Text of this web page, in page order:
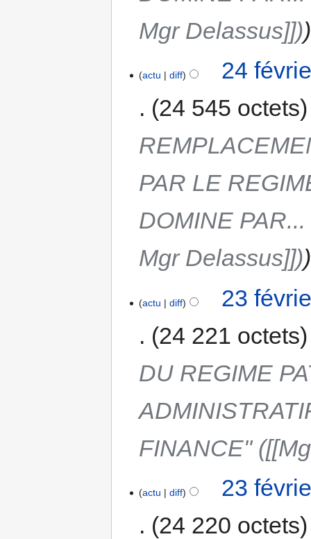
Mgr Delassus]])
actu diff
24
24 545 octets
PAR LE
DOMINE
Mgr Delassus]])
actu diff
23
24 221 octets
DU REGIME
FINANCE"
actu diff
23
24 220 octets